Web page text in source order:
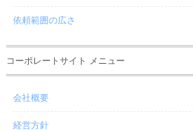
依頼範囲の広さ
コーポレートサイト メニュー
会社概要
経営方針